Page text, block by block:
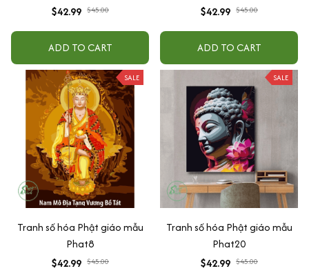
$42.99 $45.00
ADD TO CART
$42.99 $45.00
ADD TO CART
SALE
Tranh số hóa Phật giáo mẫu
Phat8
$42.99 $45.00
SALE
Tranh số hóa Phật giáo mẫu
Phat20
$42.99 $45.00